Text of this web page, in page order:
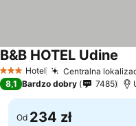
3 Kategoria
Hotel Centralna
B&B HOTEL Udine
8,1 Bardzo dobry 7485
Od 234 zł